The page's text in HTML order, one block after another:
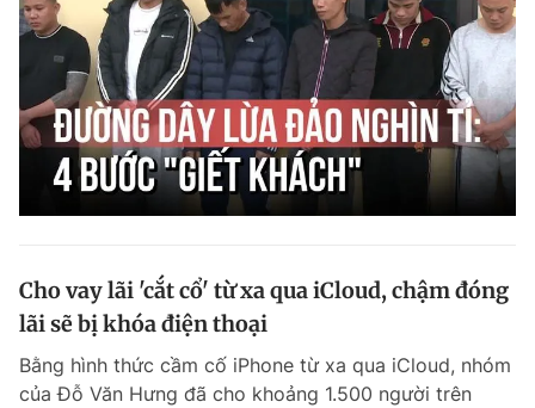
Cho vay lãi 'cắt cổ' từ xa qua iCloud, chậm đóng
lãi sẽ bị khóa điện thoại
Bằng hình thức cầm cố iPhone từ xa qua iCloud, nhóm
của Đỗ Văn Hưng đã cho khoảng 1.500 người trên